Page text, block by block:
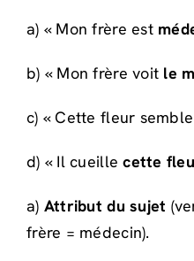
a) « Mon frère est
b) « Mon frère voit le
c) « Cette fleur
d) « Il cueillecette
a) Attribut du sujet
frère = médecin).